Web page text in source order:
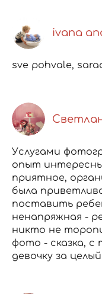
ivana
sve pohvale,
Услугами
опыт
приятное,
была
поставить
ненапряжная -
никто не
фото - сказка,
девочку за